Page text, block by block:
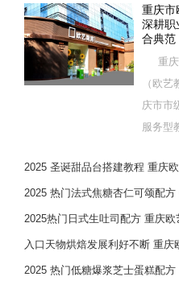
重庆市
深耕职
合典范
重
（欧
庆市市
服务型
十余载
感与创
人才，
2025 圣诞甜品台搭建教程 重庆
高颜值圣诞甜品组合
2025 热门法式焦糖杏仁可颂配方
教你做出高颜值酥脆西点
2025热门日式生吐司配方 重庆欧
你在家做出软韧拉丝面包
入口天物烘焙发展利好不断 重庆
培养专业人才赋能行业
2025 热门低糖爆浆芝士蛋糕配方